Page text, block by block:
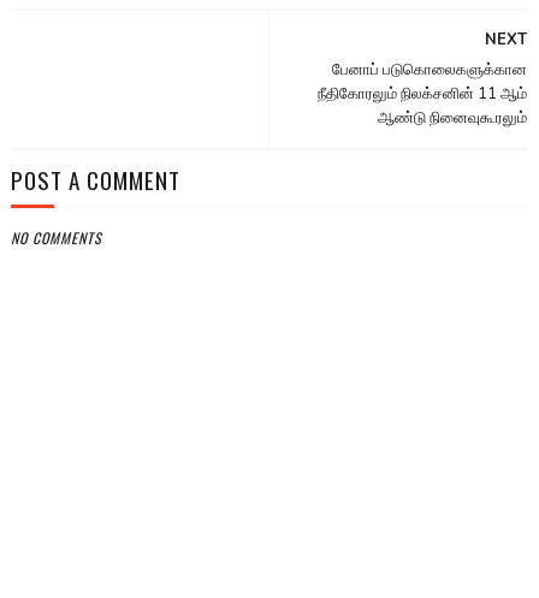
NEXT
பேனாப் படுகொலைகளுக்கான
நீதிகோரலும் நிலக்சனின் 11 ஆம்
ஆண்டு நினைவுகூரலும்
POST A COMMENT
NO COMMENTS